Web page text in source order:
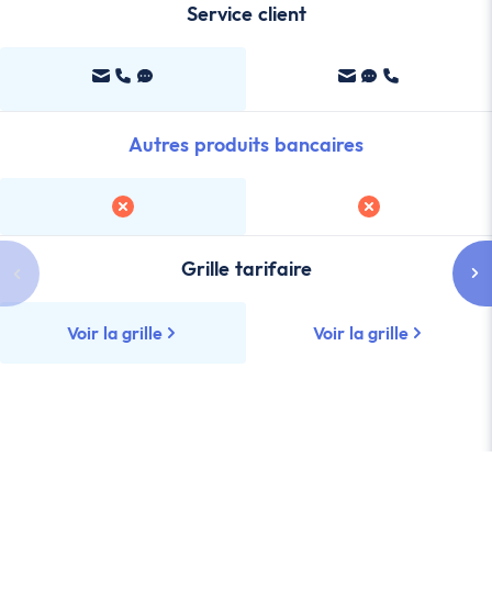
Service client
Autres produits bancaires
Grille tarifaire
Voir la grille Voir la grille